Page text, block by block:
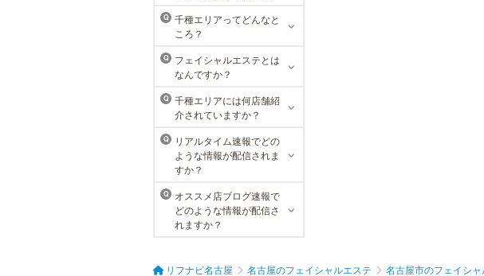
ラ・パルレでは、内側からも外側か
らも健康的に美しく男性をサポー
ト。脱メタボリックやダイエット、
マッチョコースやにきび内外コー
ス、アロマトリートメント等多彩な
メニューをご用意。お得な体験コー
Q
千種エリアってどんなと
ころ？
Q
フェイシャルエステとは
なんですか？
Q
千種エリアには何店舗紹
介されていますか？
Q
リアルタイム速報でどの
ような情報が配信されま
すか？
Q
オススメ店ブログ速報で
どのような情報が配信さ
れますか？
リフナビ名古屋 名古屋のフェイシャルエステ 名古屋市のフェイシャ